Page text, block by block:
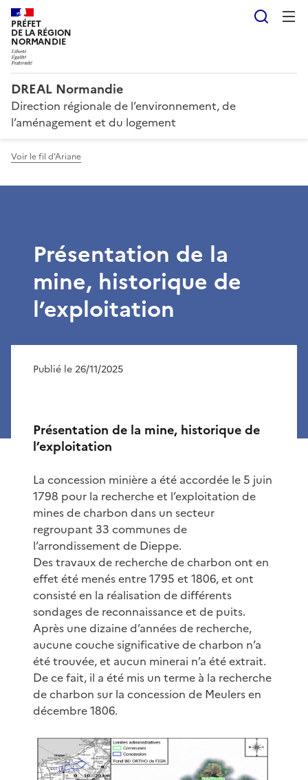
PRÉFET
DE LA RÉGION
NORMANDIE
DREAL Normandie
Direction régionale de l’environnement, de
l’aménagement et du logement
Voir le fil d'Ariane
Présentation de la
mine, historique de
l’exploitation
Publié le 26/11/2025
Présentation de la mine, historique de
l’exploitation
La concession minière a été accordée le 5 juin
1798 pour la recherche et l’exploitation de
mines de charbon dans un secteur
regroupant 33 communes de
l’arrondissement de Dieppe.
Des travaux de recherche de charbon ont en
effet été menés entre 1795 et 1806, et ont
consisté en la réalisation de différents
sondages de reconnaissance et de puits.
Après une dizaine d’années de recherche,
aucune couche significative de charbon n’a
été trouvée, et aucun minerai n’a été extrait.
De ce fait, il a été mis un terme à la recherche
de charbon sur la concession de Meulers en
décembre 1806.